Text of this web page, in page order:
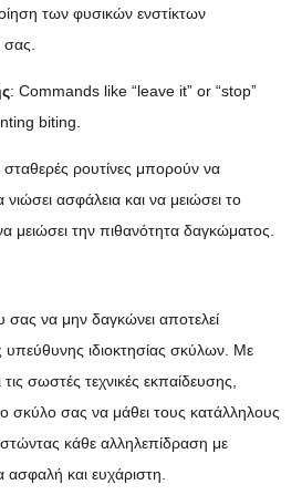
των φυσικών ενστίκτων
: Commands like “leave it” or “stop”
biting.
σταθερές ρουτίνες μπορούν να
ασφάλεια και να μειώσει το
μειώσει την πιθανότητα δαγκώματος.
σας να μην δαγκώνει αποτελεί
ιδιοκτησίας σκύλων. Με
σωστές τεχνικές εκπαίδευσης,
σκύλο σας να μάθει τους κατάλληλους
κάθε αλληλεπίδραση με
και ευχάριστη.